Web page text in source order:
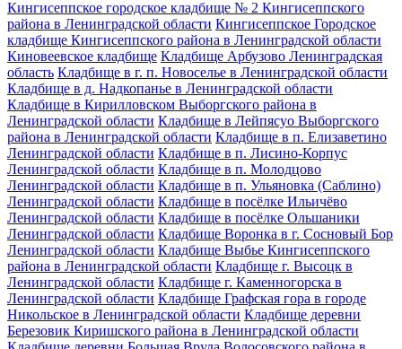
Кингисеппское городское кладбище № 2 Кингисеппского
района в Ленинградской области Кингисеппское Городское
кладбище Кингисеппского района в Ленинградской области
Киновеевское кладбище Кладбище Арбузово Ленинградская
область Кладбище в г. п. Новоселье в Ленинградской области
Кладбище в д. Надкопанье в Ленинградской области
Кладбище в Кирилловском Выборгского района в
Ленинградской области Кладбище в Лейпясуо Выборгского
района в Ленинградской области Кладбище в п. Елизаветино
Ленинградской области Кладбище в п. Лисино-Корпус
Ленинградской области Кладбище в п. Молодцово
Ленинградской области Кладбище в п. Ульяновка (Саблино)
Ленинградской области Кладбище в посёлке Ильичёво
Ленинградской области Кладбище в посёлке Ольшаники
Ленинградской области Кладбище Воронка в г. Сосновый Бор
Ленинградской области Кладбище Выбье Кингисеппского
района в Ленинградской области Кладбище г. Высоцк в
Ленинградской области Кладбище г. Каменногорска в
Ленинградской области Кладбище Графская гора в городе
Никольское в Ленинградской области Кладбище деревни
Березовик Киришского района в Ленинградской области